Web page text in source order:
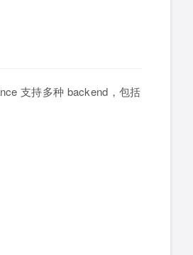
支持多种 backend，包括